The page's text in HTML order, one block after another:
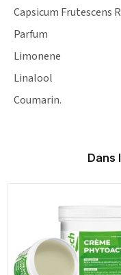
Capsicum Frutescens
Parfum
Limonene
Linalool
Coumarin.
Dans